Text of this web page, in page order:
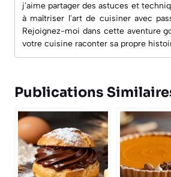
j'aime partager des astuces et
à maîtriser l'art de cuisiner avec
Rejoignez-moi dans cette aventure
votre cuisine raconter sa propre
Publications